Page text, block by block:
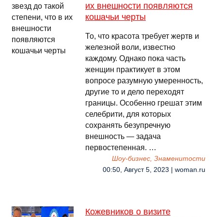
их внешности появляются
кошачьи черты
То, что красота требует жертв и
железной воли, известно
каждому. Однако пока часть
женщин практикует в этом
вопросе разумную умеренность,
другие то и дело переходят
границы. Особенно грешат этим
селебрити, для которых
сохранять безупречную
внешность — задача
первостепенная. …
Шоу-бизнес, Знаменитости
00:50, Август 5, 2023 | woman.ru
Кожевников о визите